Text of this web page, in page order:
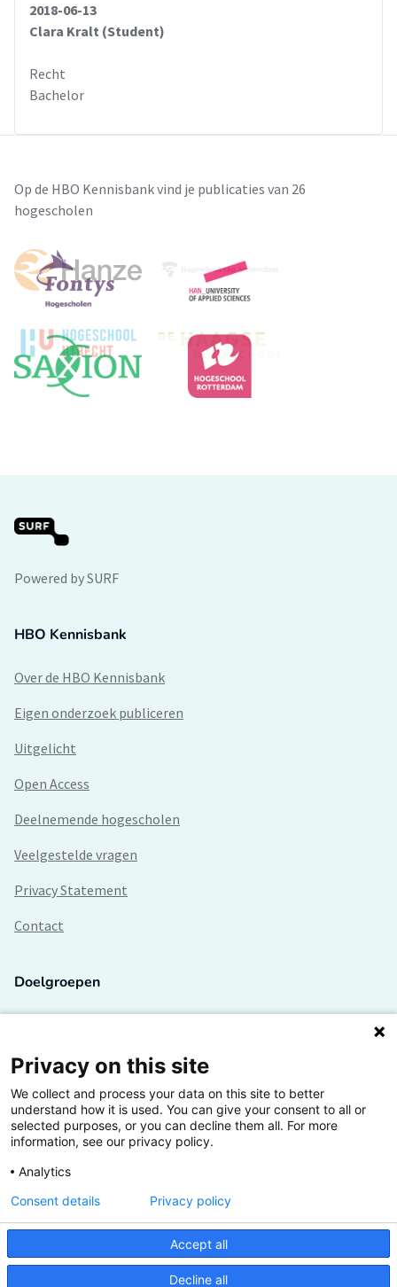
2018-06-13
Clara Kralt (Student)
Recht
Bachelor
Op de HBO Kennisbank vind je publicaties van 26
hogescholen
Powered by SURF
HBO Kennisbank
Over de HBO Kennisbank
Eigen onderzoek publiceren
Uitgelicht
Open Access
Deelnemende hogescholen
Veelgestelde vragen
Privacy Statement
Contact
Doelgroepen
Lectoren en onderzoekers
Bedrijven
Hogescholen
De grootste kennisbank van het HBO
Inspiratie op jouw vakgebied
Privacy on this site
We collect and process your data on this site to better
understand how it is used. You can give your consent to all or
selected purposes, or you can decline them all. For more
information, see our privacy policy.
Analytics
Accept all
Decline all
Consent details Privacy policy